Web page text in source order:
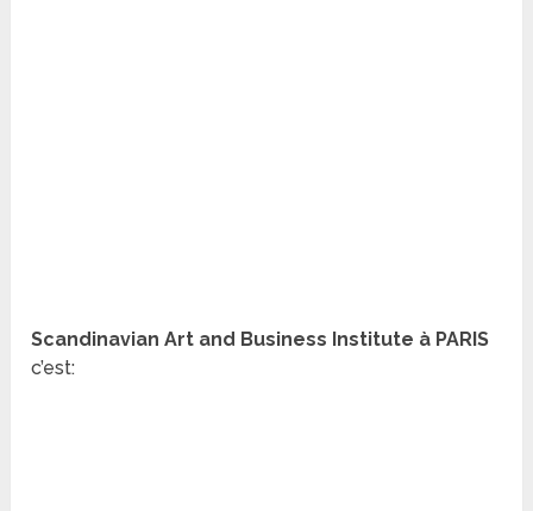
Scandinavian Art and Business Institute à PARIS
c’est: